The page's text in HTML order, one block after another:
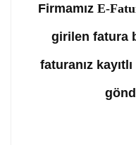
Firmamız E-
girilen fatura
faturanız